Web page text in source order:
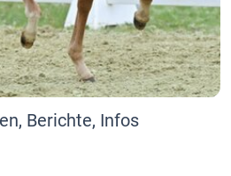
Berichte, Infos